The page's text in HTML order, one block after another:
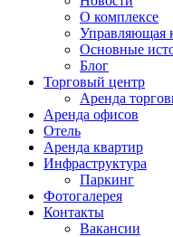
О комплексе
Управляющая
Основные
Блог
Торговый центр
Аренда
Аренда офисов
Отель
Аренда квартир
Инфраструктура
Паркинг
Фотогалерея
Контакты
Вакансии